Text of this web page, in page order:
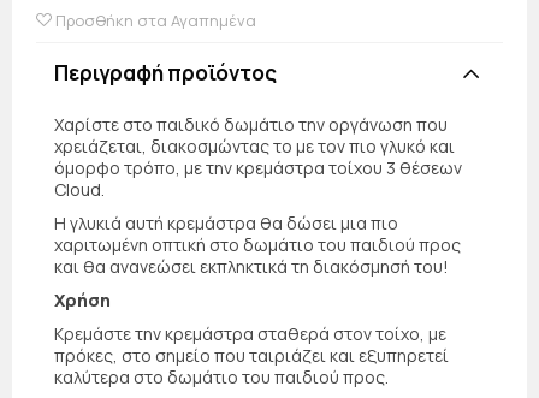
Προσθήκη στα Αγαπημένα
Περιγραφή προϊόντος
Χαρίστε στο παιδικό δωμάτιο την οργάνωση που
χρειάζεται, διακοσμώντας το με τον πιο γλυκό και
όμορφο τρόπο, με την κρεμάστρα τοίχου 3 θέσεων
Cloud.
Η γλυκιά αυτή κρεμάστρα θα δώσει μια πιο
χαριτωμένη οπτική στο δωμάτιο του παιδιού προς
και θα ανανεώσει εκπληκτικά τη διακόσμησή του!
Χρήση
Κρεμάστε την κρεμάστρα σταθερά στον τοίχο, με
πρόκες, στο σημείο που ταιριάζει και εξυπηρετεί
καλύτερα στο δωμάτιο του παιδιού προς.